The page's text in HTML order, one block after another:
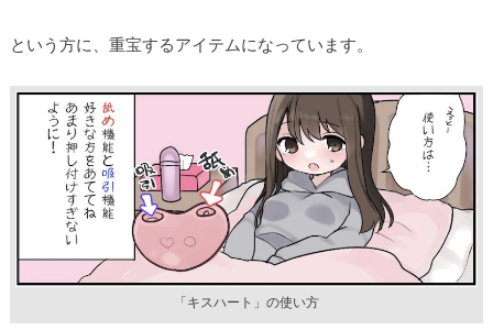
という方に、重宝するアイテムになっています。
「キスハート」の使い方